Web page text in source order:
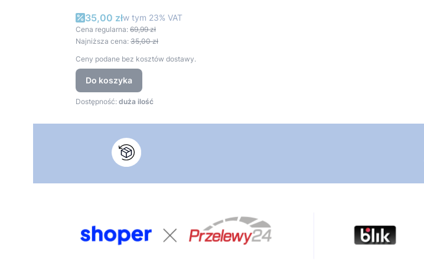
Cena promocyjna brutto
35,00 złw tym %s VAT
w tym 23% VAT
Cena regularna: 69,99 zł
Najniższa cena: 35,00 zł
Ceny podane bez kosztów dostawy.
Do koszyka
Dostępność: duża ilość